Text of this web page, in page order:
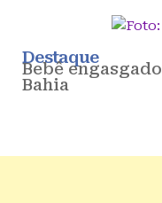
Destaque
Bebê
Bahia